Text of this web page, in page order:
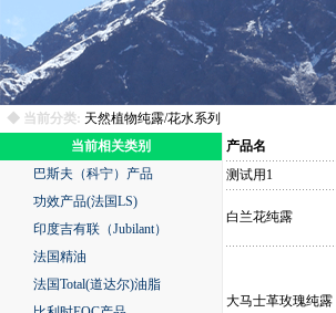
◆ 当前分类: 天然植物纯露/花水系列
当前相关类别
巴斯夫（科宁）产品
功效产品(法国LS)
印度吉有联（Jubilant）
法国精油
法国Total(道达尔)油脂
产品名
测试用1
白兰花纯露
大马士革玫瑰纯露